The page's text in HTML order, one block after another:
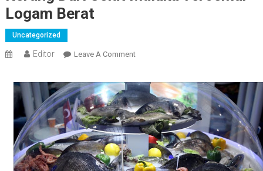
Logam Berat
Uncategorized
Editor Leave A CommentOn
Dari
Selat
Malaka
Tercemar
Logam
Berat